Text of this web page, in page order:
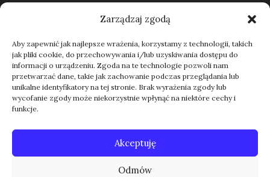
Zarządzaj zgodą
Aby zapewnić jak najlepsze wrażenia, korzystamy z technologii, takich
jak pliki cookie, do przechowywania i/lub uzyskiwania dostępu do
informacji o urządzeniu. Zgoda na te technologie pozwoli nam
przetwarzać dane, takie jak zachowanie podczas przeglądania lub
unikalne identyfikatory na tej stronie. Brak wyrażenia zgody lub
wycofanie zgody może niekorzystnie wpłynąć na niektóre cechy i
funkcje.
Akceptuję
Odmów
Kontakt